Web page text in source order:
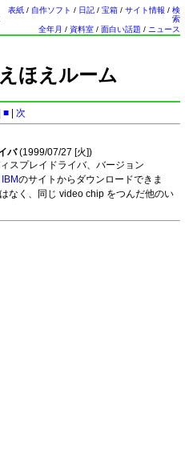
表紙 / 自作ソフト / 日記 / 宝箱 / サイト情報 / 検
索
全年月 / 資料室 / 面白い話題 / ニュース
ほえルーム
■| 次
バ(1999/07/27 [火])
スプレイドライバ、バージョン
IBMのサイトからダウンロードできま
なく、同じ video chip をつんだ他のい